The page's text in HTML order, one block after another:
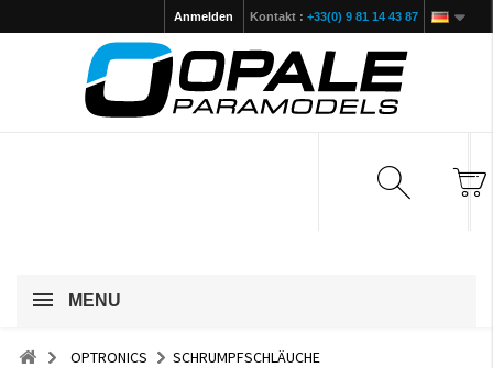
Kontakt : +33(0) 9 81 14 43 87
Anmelden
MENU
OPTRONICS SCHRUMPFSCHLÄUCHE